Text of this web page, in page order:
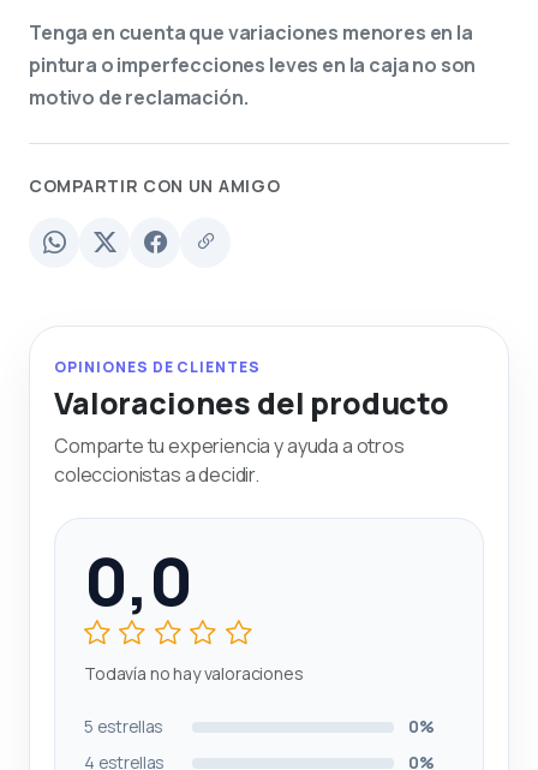
Tenga en cuenta que variaciones menores en la
pintura o imperfecciones leves en la caja no son
motivo de reclamación.
COMPARTIR CON UN AMIGO
OPINIONES DE CLIENTES
Valoraciones del producto
Comparte tu experiencia y ayuda a otros
coleccionistas a decidir.
0,0
Todavía no hay valoraciones
5 estrellas
0%
4 estrellas
0%